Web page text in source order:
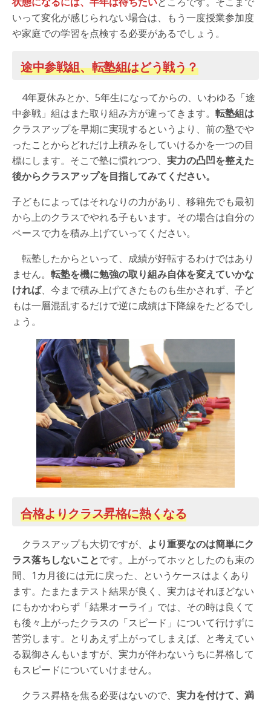
いって変化が感じられない場合は、もう一度授業参加度
や家庭での学習を点検する必要があるでしょう。
途中参戦組、転塾組はどう戦う？
4年夏休みとか、5年生になってからの、いわゆる「途
中参戦」組はまた取り組み方が違ってきます。 転塾組は
クラスアップを早期に実現するというより、前の塾でや
ったことからどれだけ上積みをしていけるかを一つの目
標にします。そこで塾に慣れつつ、 実力の凸凹を整えた
後からクラスアップを目指してみてください。
子どもによってはそれなりの力があり、移籍先でも最初
から上のクラスでやれる子もいます。その場合は自分の
ペースで力を積み上げていってください。
転塾したからといって、成績が好転するわけではあり
ません。 転塾を機に勉強の取り組み自体を変えていかな
ければ、今まで積み上げてきたものも生かされず、子ど
もは一層混乱するだけで逆に成績は下降線をたどるでし
ょう。
合格よりクラス昇格に熱くなる
クラスアップも大切ですが、 より重要なのは簡単にク
ラス落ちしないことです。上がってホッとしたのも束の
間、1カ月後には元に戻った、というケースはよくあり
ます。たまたまテスト結果が良く、実力はそれほどない
にもかかわらず「結果オーライ」では、その時は良くて
も後々上がったクラスの「スピード」について行けずに
苦労します。とりあえず上がってしまえば、と考えてい
る親御さんもいますが、実力が伴わないうちに昇格して
もスピードについていけません。
クラス昇格を焦る必要はないので、 実力を付けて、満